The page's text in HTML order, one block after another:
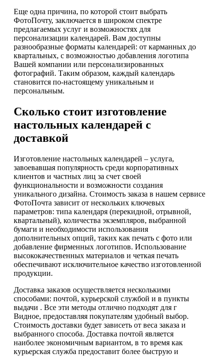
Еще одна причина, по которой стоит выбрать
ФотоПочту, заключается в широком спектре
предлагаемых услуг и возможностях для
персонализации календарей. Вам доступны
разнообразные форматы календарей: от карманных до
квартальных, с возможностью добавления логотипа
Вашей компании или персонализированных
фотографий. Таким образом, каждый календарь
становится по-настоящему уникальным и
персональным.
Сколько стоит изготовление
настольных календарей с
доставкой
Изготовление настольных календарей – услуга,
завоевавшая популярность среди корпоративных
клиентов и частных лиц за счет своей
функциональности и возможности создания
уникального дизайна. Стоимость заказа в нашем сервисе
ФотоПочта зависит от нескольких ключевых
параметров: типа календаря (перекидной, отрывной,
квартальный), количества экземпляров, выбранной
бумаги и необходимости использования
дополнительных опций, таких как печать с фото или
добавление фирменных логотипов. Использование
высококачественных материалов и четкая печать
обеспечивают исключительное качество изготовленной
продукции.
Доставка заказов осуществляется несколькими
способами: почтой, курьерской службой и в пункты
выдачи . Все эти методы отлично подходят для г
Видное, предоставляя покупателям удобный выбор.
Стоимость доставки будет зависеть от веса заказа и
выбранного способа. Доставка почтой является
наиболее экономичным вариантом, в то время как
курьерская служба предоставит более быструю и